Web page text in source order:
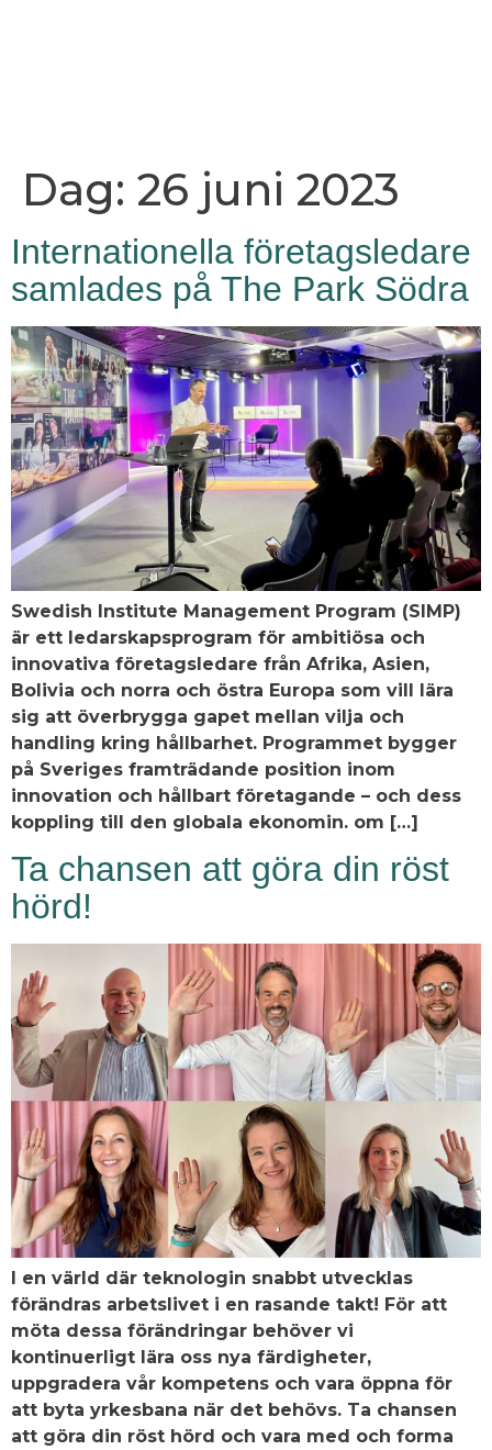
Dag: 26 juni 2023
Internationella företagsledare
samlades på The Park Södra
Swedish Institute Management Program (SIMP)
är ett ledarskapsprogram för ambitiösa och
innovativa företagsledare från Afrika, Asien,
Bolivia och norra och östra Europa som vill lära
sig att överbrygga gapet mellan vilja och
handling kring hållbarhet. Programmet bygger
på Sveriges framträdande position inom
innovation och hållbart företagande – och dess
koppling till den globala ekonomin. om […]
Ta chansen att göra din röst
hörd!
I en värld där teknologin snabbt utvecklas
förändras arbetslivet i en rasande takt! För att
möta dessa förändringar behöver vi
kontinuerligt lära oss nya färdigheter,
uppgradera vår kompetens och vara öppna för
att byta yrkesbana när det behövs. Ta chansen
att göra din röst hörd och vara med och forma